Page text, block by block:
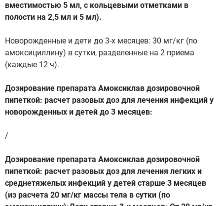
вместимостью 5 мл, с кольцевыми отметками в
полости на 2,5 мл и 5 мл).
Новорожденные и дети до 3-х месяцев: 30 мг/кг (по
амоксициллину) в сутки, разделенные на 2 приема
(каждые 12 ч).
Дозирование препарата Амоксиклав дозировочной
пипеткой: расчет разовых доз для лечения инфекций у
новорожденных и детей до 3 месяцев:
/
Дозирование препарата Амоксиклав дозировочной
пипеткой: расчет разовых доз для лечения легких и
среднетяжелых инфекций у детей старше 3 месяцев
(из расчета 20 мг/кг массы тела в сутки (по